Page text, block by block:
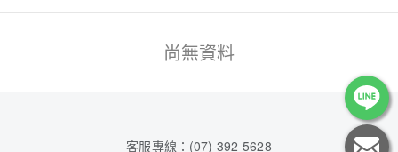
尚無資料
客服專線：(07) 392-5628